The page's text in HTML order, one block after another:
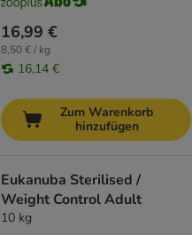
16,99 €
8,50 € / kg
16,14 €
Zum Warenkorb
hinzufügen
Eukanuba Sterilised /
Weight Control Adult
10 kg